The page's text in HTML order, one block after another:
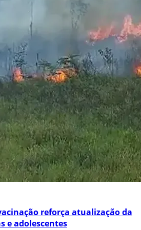
reforça atualização da
e adolescentes